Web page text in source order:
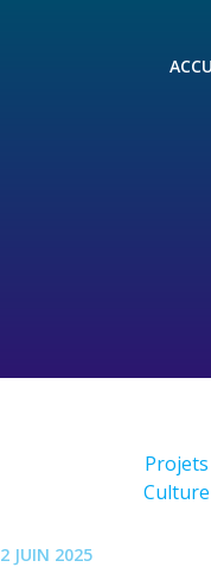
Projets
Culture
2 JUIN 2025